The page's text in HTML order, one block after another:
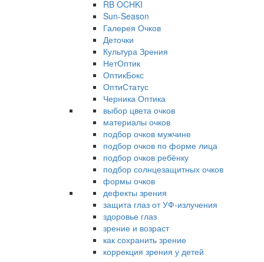
RB OCHKI
Sun-Season
Галерея Очков
Деточки
Культура Зрения
НетОптик
ОптикБокс
ОптиСтатус
Черника Оптика
выбор цвета очков
материалы очков
подбор очков мужчине
подбор очков по форме лица
подбор очков ребёнку
подбор солнцезащитных очков
формы очков
дефекты зрения
защита глаз от УФ-излучения
здоровье глаз
зрение и возраст
как сохранить зрение
коррекция зрения у детей